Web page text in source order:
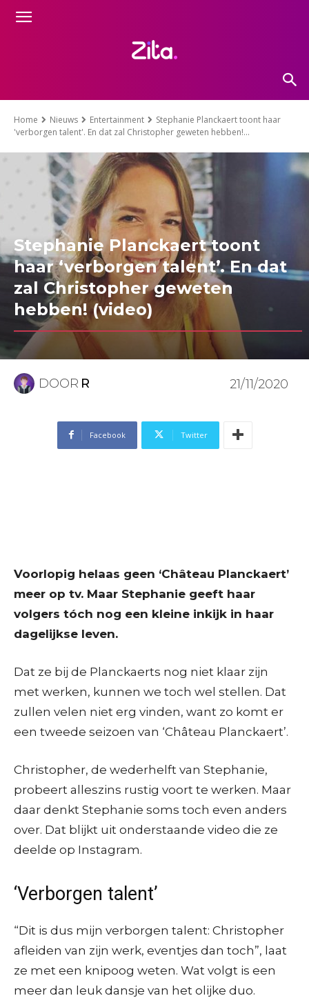
Home Nieuws Entertainment
Stephanie Planckaert toont haar
'verborgen talent'. En dat zal Christopher geweten hebben!...
Stephanie Planckaert toont
haar ‘verborgen talent’. En dat
zal Christopher geweten
hebben! (video)
DOOR R 21/11/2020
Facebook Twitter
Voorlopig helaas geen ‘Château Planckaert’
meer op tv. Maar Stephanie geeft haar
volgers tóch nog een kleine inkijk in haar
dagelijkse leven.
Dat ze bij de Planckaerts nog niet klaar zijn
met werken, kunnen we toch wel stellen. Dat
zullen velen niet erg vinden, want zo komt er
een tweede seizoen van ‘Château Planckaert’.
Christopher, de wederhelft van Stephanie,
probeert alleszins rustig voort te werken. Maar
daar denkt Stephanie soms toch even anders
over. Dat blijkt uit onderstaande video die ze
deelde op Instagram.
‘Verborgen talent’
“Dit is dus mijn verborgen talent: Christopher
afleiden van zijn werk, eventjes dan toch”, laat
ze met een knipoog weten. Wat volgt is een
meer dan leuk dansje van het olijke duo.